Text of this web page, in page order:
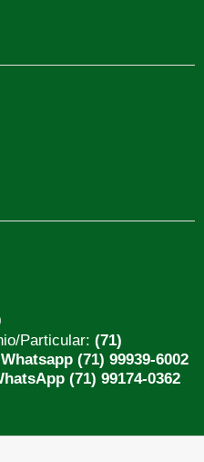
Particular: (71)
(71) 99939-6002
(71) 99174-0362